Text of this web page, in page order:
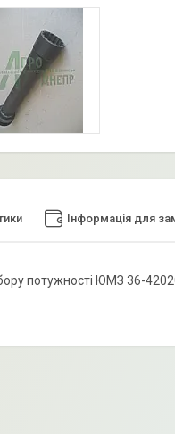
Інформація для
потужності ЮМЗ 36-